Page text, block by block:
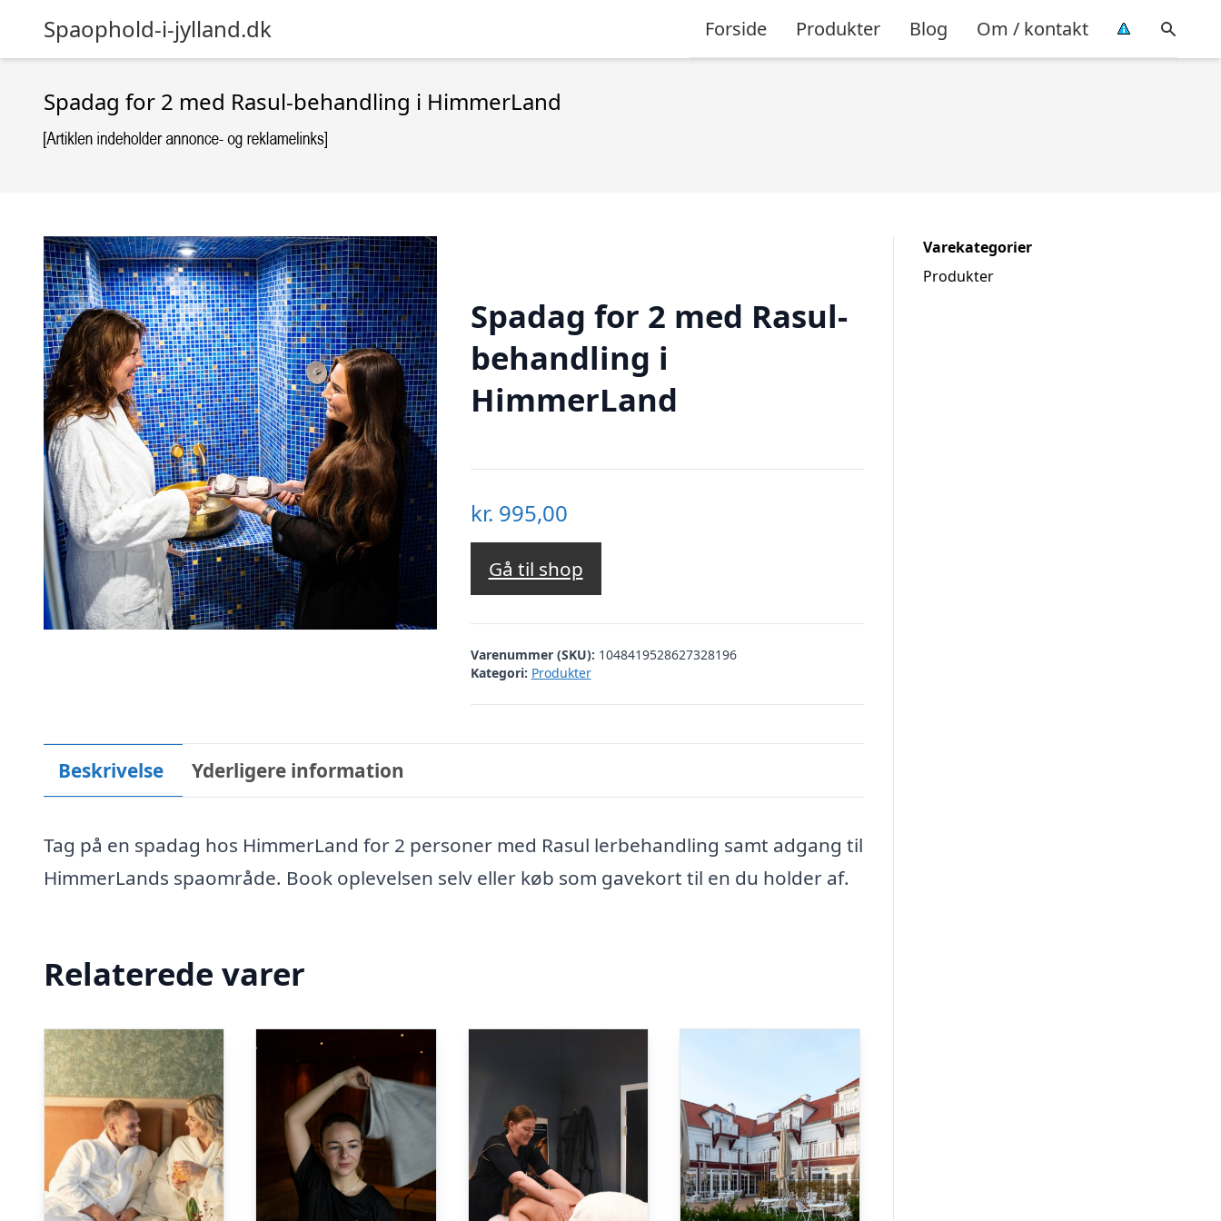
Spaophold-i-jylland.dk Forside Produkter Blog Om / kontakt
Spadag for 2 med Rasul-behandling i HimmerLand
Spadag for 2 med Rasul-
behandling i
HimmerLand
kr. 995,00
Gå til shop
Varenummer (SKU): 1048419528627328196
Kategori: Produkter
Beskrivelse Yderligere information
Tag på en spadag hos HimmerLand for 2 personer med Rasul lerbehandling samt adgang til
HimmerLands spaområde. Book oplevelsen selv eller køb som gavekort til en du holder af.
Relaterede varer
Varekategorier
Produkter